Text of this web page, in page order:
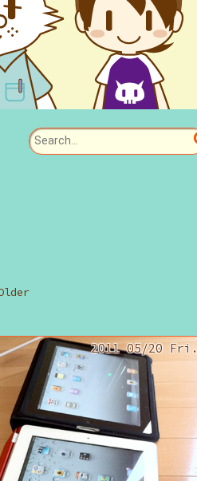
2011 05/20 Fri.